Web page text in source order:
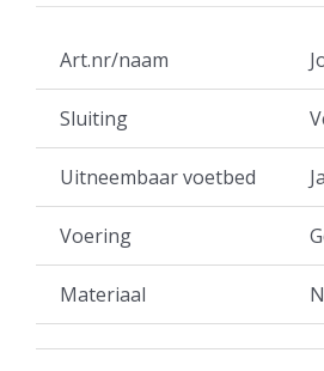
Art.nr/naam
Sluiting
Uitneembaar voetbed Ja
Voering
Materiaal